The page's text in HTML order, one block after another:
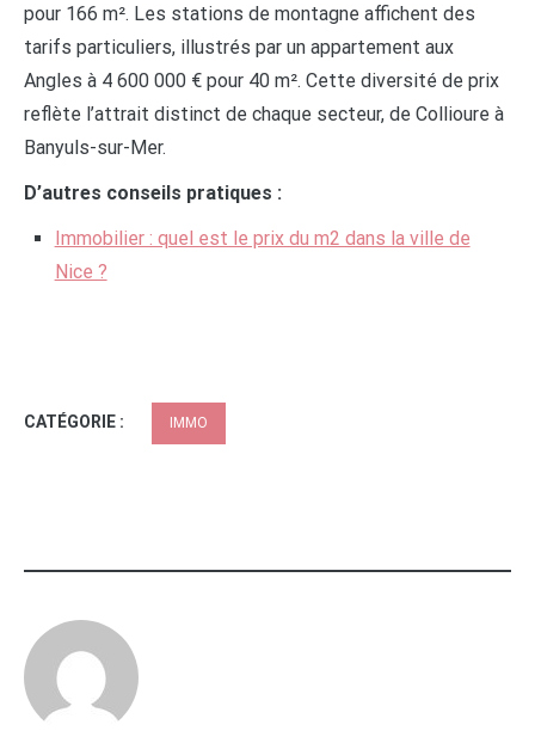
pour 166 m². Les stations de montagne affichent des
tarifs particuliers, illustrés par un appartement aux
Angles à 4 600 000 € pour 40 m². Cette diversité de prix
reflète l’attrait distinct de chaque secteur, de Collioure à
Banyuls-sur-Mer.
D’autres conseils pratiques :
Immobilier : quel est le prix du m2 dans la ville de
Nice ?
CATÉGORIE : IMMO